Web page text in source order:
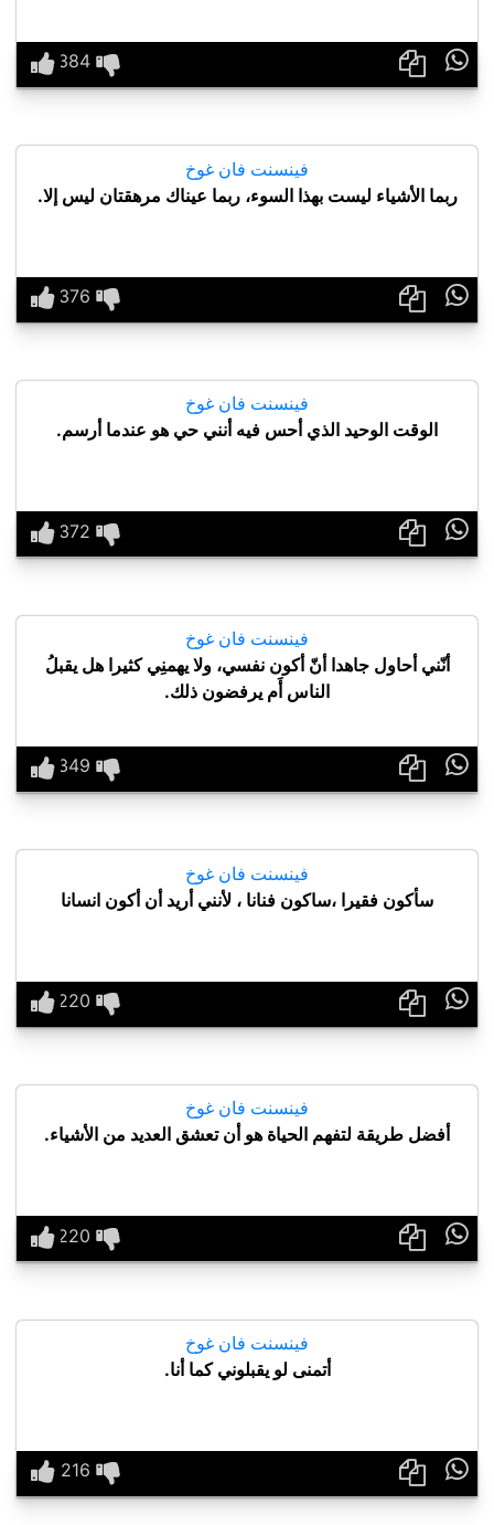

فينسنت فان غوخ
‏ربما الأشياء ليست بهذا السوء، ربما عيناك مرهقتان ليس إلا.

فينسنت فان غوخ
الوقت الوحيد الذي أحس فيه أنني حي هو عندما أرسم.

فينسنت فان غوخ
أنّني أحاول جاهدا أنّ أكون نفسي، ولا يهمنِي كثيرا هل يقبلُ
الناس أَم يرفضون ذلك.

فينسنت فان غوخ
سأكون فقيرا ،ساكون فنانا ، لأنني أريد أن أكون انسانا

فينسنت فان غوخ
أفضل طريقة لتفهم الحياة هو أن تعشق العديد من الأشياء.

فينسنت فان غوخ
أتمنى لو يقبلوني كما أنا.
